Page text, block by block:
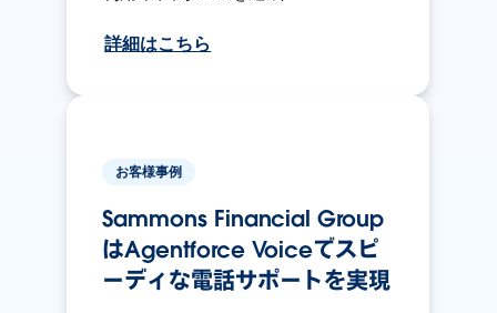
詳細はこちら
お客様事例
Sammons Financial Group
はAgentforce Voiceでスピ
ーディな電話サポートを実現